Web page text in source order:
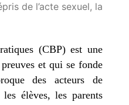
de l’acte sexuel, la
(CBP) est une
et qui se fonde
des acteurs de
les élèves, les parents